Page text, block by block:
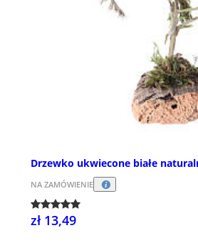
Drzewko ukwiecone białe
NA ZAMÓWIENIE
zł 13,49